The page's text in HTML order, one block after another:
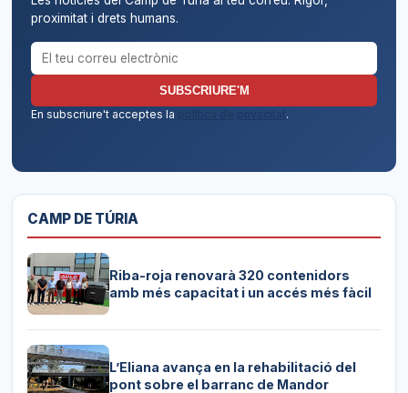
proximitat i drets humans.
Correu electrònic per al butlletí
SUBSCRIURE'M
En subscriure't acceptes la
política de privacitat.
CAMP DE TÚRIA
Riba-roja renovarà 320 contenidors
amb més capacitat i un accés més fàcil
L’Eliana avança en la rehabilitació del
pont sobre el barranc de Mandor